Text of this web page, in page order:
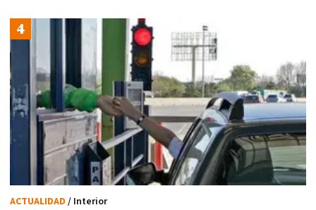
ACTUALIDAD / Interior